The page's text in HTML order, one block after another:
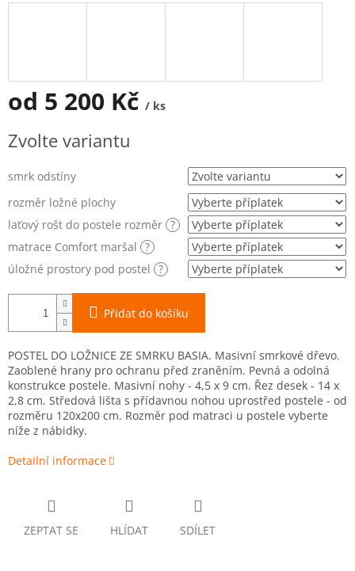
od 5 200 Kč / ks
cena:
Zvolte variantu
smrk odstíny
rozměr ložné plochy
laťový rošt do postele rozměr ?
matrace Comfort maršal ?
úložné prostory pod postel ?
Přidat do košíku
POSTEL DO LOŽNICE ZE SMRKU BASIA. Masivní smrkové dřevo.
Zaoblené hrany pro ochranu před zraněním. Pevná a odolná
konstrukce postele. Masivní nohy - 4,5 x 9 cm. Řez desek - 14 x
2,8 cm. Středová lišta s přídavnou nohou uprostřed postele - od
rozměru 120x200 cm. Rozměr pod matraci u postele vyberte
níže z nábidky.
Detailní informace
ZEPTAT SE HLÍDAT SDÍLET